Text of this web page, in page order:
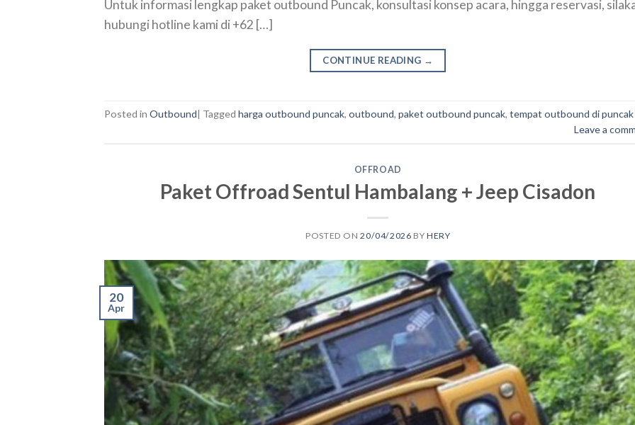
Untuk informasi lengkap paket outbound Puncak, konsultasi konsep acara, hingga reservasi,
hubungi hotline kami di +62 […]
CONTINUE READING →
Posted in Outbound| Tagged harga outbound puncak, outbound, paket outbound puncak, tempat outbound di puncak
Leave a
OFFROAD
Paket Offroad Sentul Hambalang + Jeep Cisadon
POSTED ON20/04/2026 BY HERY
20
Apr